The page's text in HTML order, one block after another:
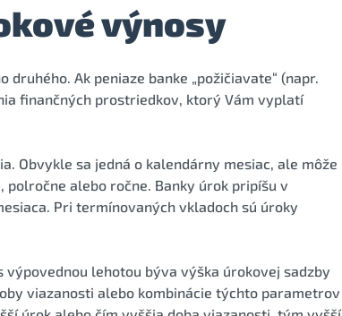
výnosy
Ak peniaze banke „požičiavate“ (napr.
finančných prostriedkov, ktorý Vám vyplatí
Obvykle sa jedná o kalendárny mesiac, ale môže
alebo ročne. Banky úrok pripíšu v
Pri termínovaných vkladoch sú úroky
lehotou býva výška úrokovej sadzby
viazanosti alebo kombinácie týchto parametrov